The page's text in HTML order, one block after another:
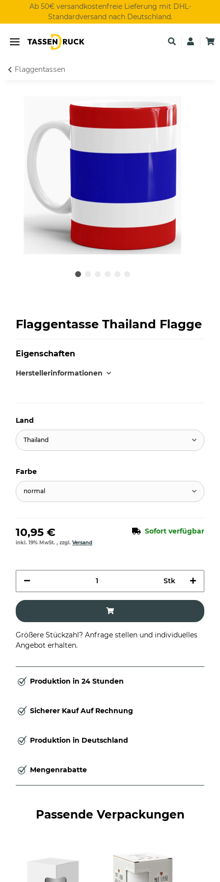
Ab 50€ versandkostenfreie Lieferung mit DHL-
Standardversand nach Deutschland.
Flaggentassen
Flaggentasse Thailand Flagge
Eigenschaften
Herstellerinformationen
Land
Thailand
Farbe
normal
10,95 € Sofort verfügbar
inkl. 19% MwSt. , zzgl. Versand
Stk
Größere Stückzahl? Anfrage stellen und individuelles
Angebot erhalten.
Produktion in 24 Stunden
Sicherer Kauf Auf Rechnung
Produktion in Deutschland
Mengenrabatte
Passende Verpackungen